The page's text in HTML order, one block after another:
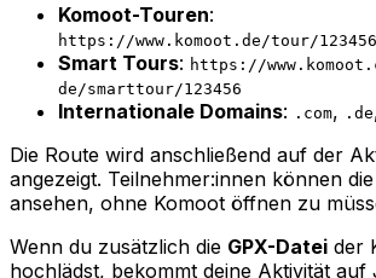
Komoot-Touren:
https://www.komoot.de/tour/123456
Smart Tours: https://
de/smarttour/123456
Internationale Domains: .com, .de
Die Route wird anschließend auf der
angezeigt. Teilnehmer:innen können
ansehen, ohne Komoot öffnen zu
Wenn du zusätzlich die GPX-Datei der
hochlädst, bekommt deine Aktivität auf